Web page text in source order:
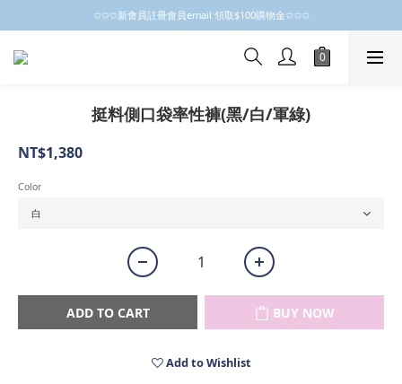
✩✩✩新會員註冊會員email 領取$100購物金✩✩✩
✩✩✩新會員註冊會員email 領取$100購物金✩✩✩
新會員制開跑摟，歡迎大家成為小粒子
挺料側口袋率性褲(黑/白/軍綠)
NT$1,380
Color
ADD TO CART BUY NOW
Add to Wishlist